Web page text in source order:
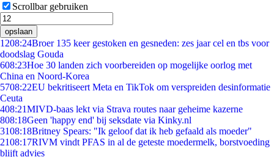
Scrollbar gebruiken
opslaan
1208:24Broer 135 keer gestoken en gesneden: zes jaar cel en tbs voor
doodslag Gouda
608:23Hoe 30 landen zich voorbereiden op mogelijke oorlog met
China en Noord-Korea
5708:22EU bekritiseert Meta en TikTok om verspreiden desinformatie
Ceuta
408:21MIVD-baas lekt via Strava routes naar geheime kazerne
808:18Geen 'happy end' bij seksdate via Kinky.nl
3108:18Britney Spears: "Ik geloof dat ik heb gefaald als moeder"
2108:17RIVM vindt PFAS in al de geteste moedermelk, borstvoeding
blijft advies